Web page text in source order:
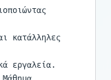
κατάλληλες
εργαλεία.